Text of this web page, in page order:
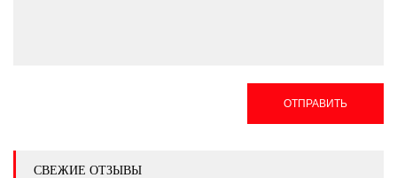
ОТПРАВИТЬ
СВЕЖИЕ ОТЗЫВЫ